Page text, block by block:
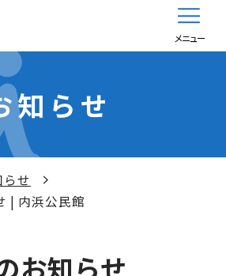
メニュー
知らせ
らせ
| 内浜公民館
お知らせ